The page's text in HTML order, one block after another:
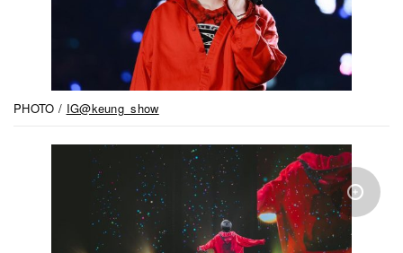
PHOTO / IG@keung_show